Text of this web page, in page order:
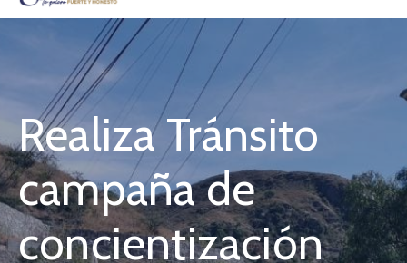
Noticias
Transparencia
Pública
Biblioteca
Realiza Tránsito
campaña de
concientización